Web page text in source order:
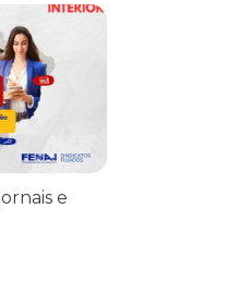
praticar diplomacia, Israel
e revistas do interior
e